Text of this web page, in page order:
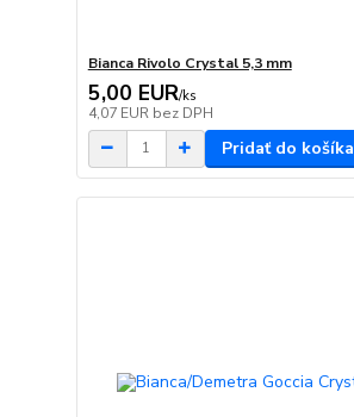
Bianca Rivolo Crystal 5,3 mm
5,00 EUR/ks
4,07 EUR bez DPH
Pridať do košíka